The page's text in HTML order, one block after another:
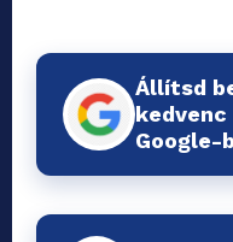
Állítsd
Google-